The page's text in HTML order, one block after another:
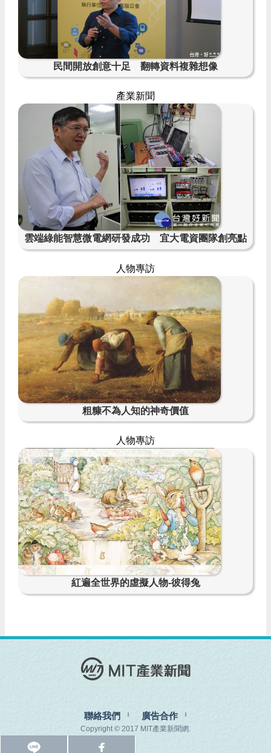
民間開放創意十足 翻轉資料複雜想像
產業新聞
雲端綠能智慧微電網研發成功 宜大電資團隊創亮點
人物專訪
粗糠不為人知的神奇價值
人物專訪
紅遍全世界的虛擬人物-彼得兔
聯絡我們 廣告合作
Copyright © 2017 MIT產業新聞網.